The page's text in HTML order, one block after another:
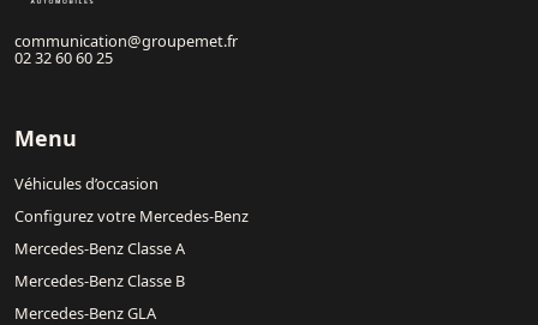
communication@groupemet.fr
02 32 60 60 25
Menu
Véhicules d’occasion
Configurez votre Mercedes-Benz
Mercedes-Benz Classe A
Mercedes-Benz Classe B
Mercedes-Benz GLA